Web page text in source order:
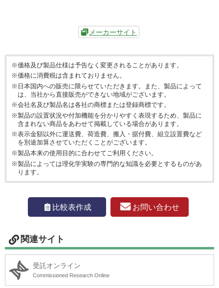
メーカーサイト
※価格及び製品仕様は予告なく変更されることがあります。
※価格に消費税は含まれておりません。
※日本国内への販売に限らせていただきます。また、製品によって
は、当社から直接販売ができない地域がございます。
※会社名及び製品名は各社の商標または登録商標です。
※製品の設置状況や付加機能を分かりやすく表現するため、製品に
含まれない商品をあわせて掲載している場合があります。
※表示金額以外に運送費、荷造費、搬入・据付費、組立設置費など
を別途加算させていただくことがございます。
※製品本来の使用目的に合わせてご利用ください。
※製品によっては理化学実験の専門的な知識を必要とするものがあ
ります。
比較表作成 お問い合わせ
関連サイト
受託オンライン
Commissioned Research Online